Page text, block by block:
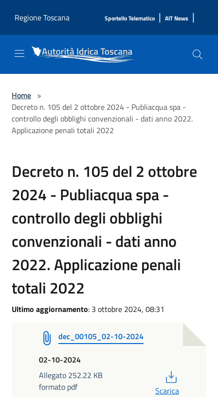
Regione Toscana
Sportello Telematico | AIT News |
Home >
Decreto n. 105 del 2 ottobre 2024 - Publiacqua spa -
controllo degli obblighi convenzionali - dati anno 2022.
Applicazione penali totali 2022
Decreto n. 105 del 2 ottobre
2024 - Publiacqua spa -
controllo degli obblighi
convenzionali - dati anno
2022. Applicazione penali
totali 2022
Ultimo aggiornamento: 3 ottobre 2024, 08:31
dec_00105_02-10-2024
02-10-2024
Allegato 252.22 KB
formato pdf
Scarica